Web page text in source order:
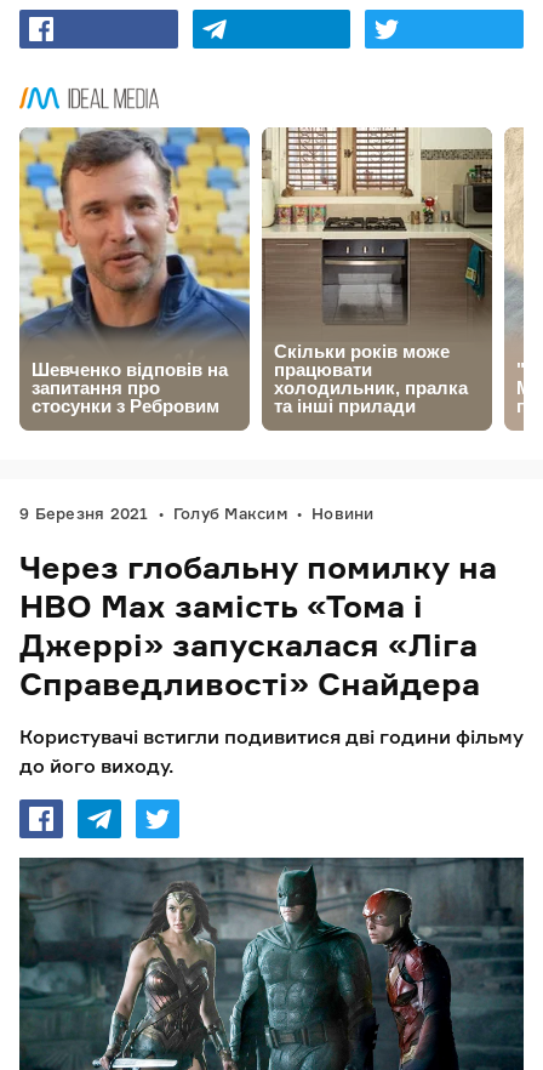
9 Березня 2021 Голуб Максим Новини
Через глобальну помилку на
HBO Max замість «Тома і
Джеррі» запускалася «Ліга
Справедливості» Снайдера
Користувачі встигли подивитися дві години фільму
до його виходу.